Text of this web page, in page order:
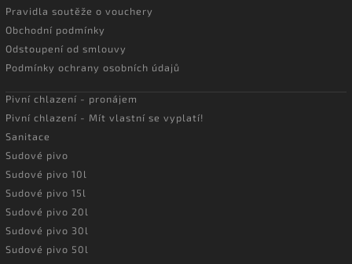
Pravidla soutěže o vouchery
Obchodní podmínky
Odstoupení od smlouvy
Podmínky ochrany osobních údajů
Pivní chlazení - pronájem
Pivní chlazení - Mít vlastní se vyplatí!
Sanitace
Sudové pivo
Sudové pivo 10l
Sudové pivo 15l
Sudové pivo 20l
Sudové pivo 30l
Sudové pivo 50l